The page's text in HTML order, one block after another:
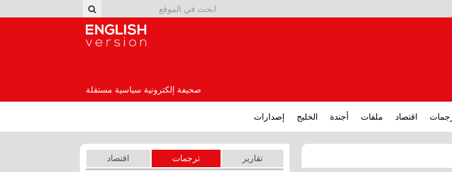
صحيفة إلكترونية سياسية مستقلة
اقتصاد ملفات أجندة الخليج إصدارات
تقارير ترجمات اقتصاد